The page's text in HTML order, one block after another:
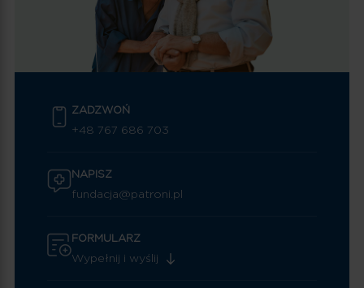
ZADZWOŃ
+48 767 686 703
NAPISZ
fundacja@patroni.pl
FORMULARZ
Wypełnij i wyślij